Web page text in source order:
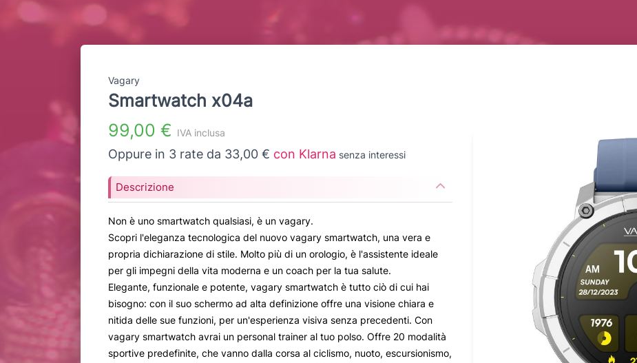
Vagary
Smartwatch x04a
99,00 € IVA inclusa
Oppure in 3 rate da 33,00 € con Klarna senza interessi
Descrizione
Non è uno smartwatch qualsiasi, è un vagary.
Scopri l'eleganza tecnologica del nuovo vagary smartwatch, una vera e
propria dichiarazione di stile. Molto più di un orologio, è l'assistente ideale
per gli impegni della vita moderna e un coach per la tua salute.
Elegante, funzionale e potente, vagary smartwatch è tutto ciò di cui hai
bisogno: con il suo schermo ad alta definizione offre una visione chiara e
nitida delle sue funzioni, per un'esperienza visiva senza precedenti. Con
vagary smartwatch avrai un personal trainer al tuo polso. Offre 20 modalità
sportive predefinite, che vanno dalla corsa al ciclismo, nuoto, escursionismo,